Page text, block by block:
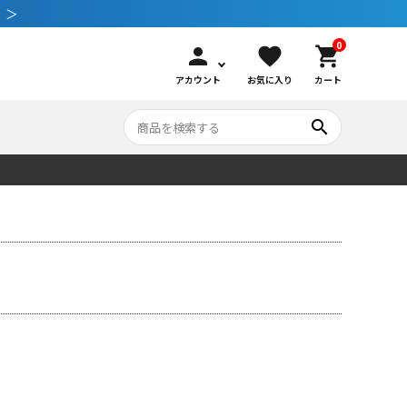
＞
person
アカウント
favorite
お気に入り
0
shopping_cart
カート
メンテナンサービス・交換用パーツ
search